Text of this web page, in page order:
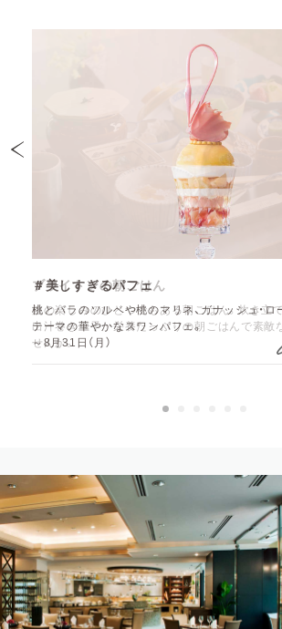
＃美しすぎるパフェ
桃とバラのソルベや桃のマリネ、ガナッシュ・ロ
テーマの華やかなスワンパフェ。
～8月31日（月）